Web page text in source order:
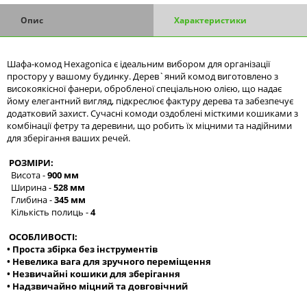
Опис Характеристики
Шафа-комод Hexagonica є ідеальним вибором для організації
простору у вашому будинку. Дерев`яний комод виготовлено з
високоякісної фанери, обробленої спеціальною олією, що надає
йому елегантний вигляд, підкреслює фактуру дерева та забезпечує
додатковий захист. Сучасні комоди оздоблені місткими кошиками з
комбінації фетру та деревини, що робить їх міцними та надійними
для зберігання ваших речей.
РОЗМІРИ:
Висота -900 мм
Ширина -528 мм
Глибина -345 мм
Кількість полиць -4
ОСОБЛИВОСТІ:
• Проста збірка без інструментів
• Невелика вага для зручного переміщення
• Незвичайні кошики для зберігання
• Надзвичайно міцний та довговічний